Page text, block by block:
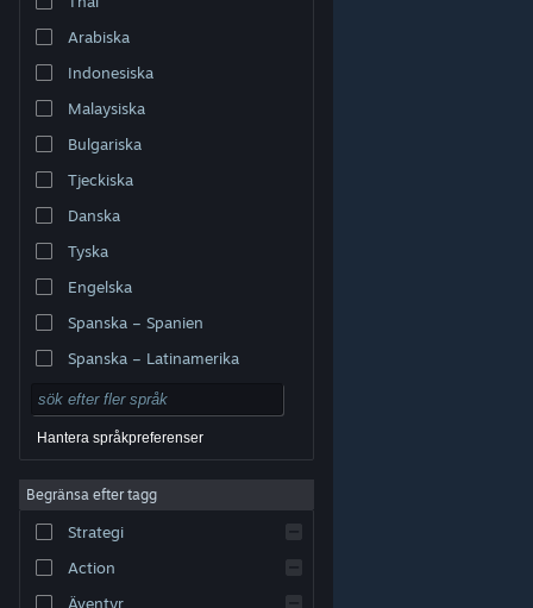
Se skrivbordswebbplats
varumärken tillhör respektive ägare i USA och andra
Tillgänglighet
Återbetalningar|
Arabiska
Indonesiska
Malaysiska
Bulgariska
Tjeckiska
Danska
Tyska
Engelska
Spanska – Spanien
Spanska – Latinamerika
Hantera språkpreferenser
Begränsa efter tagg
Strategi
Action
Äventyr